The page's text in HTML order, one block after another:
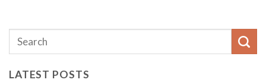
LATEST POSTS